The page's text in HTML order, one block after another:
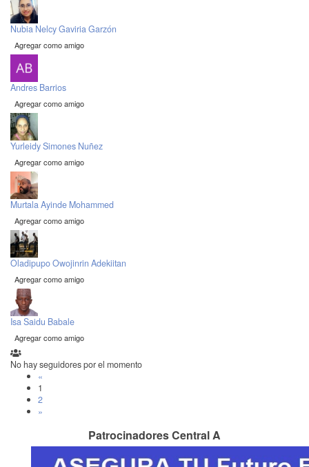
Nubia Nelcy Gaviria Garzón
Agregar como amigo
Andres Barrios
Agregar como amigo
Yurleidy Simones Nuñez
Agregar como amigo
Murtala Ayinde Mohammed
Agregar como amigo
Oladipupo Owojinrin Adekiitan
Agregar como amigo
Isa Saidu Babale
Agregar como amigo
No hay seguidores por el momento
«
1
2
»
Patrocinadores Central A